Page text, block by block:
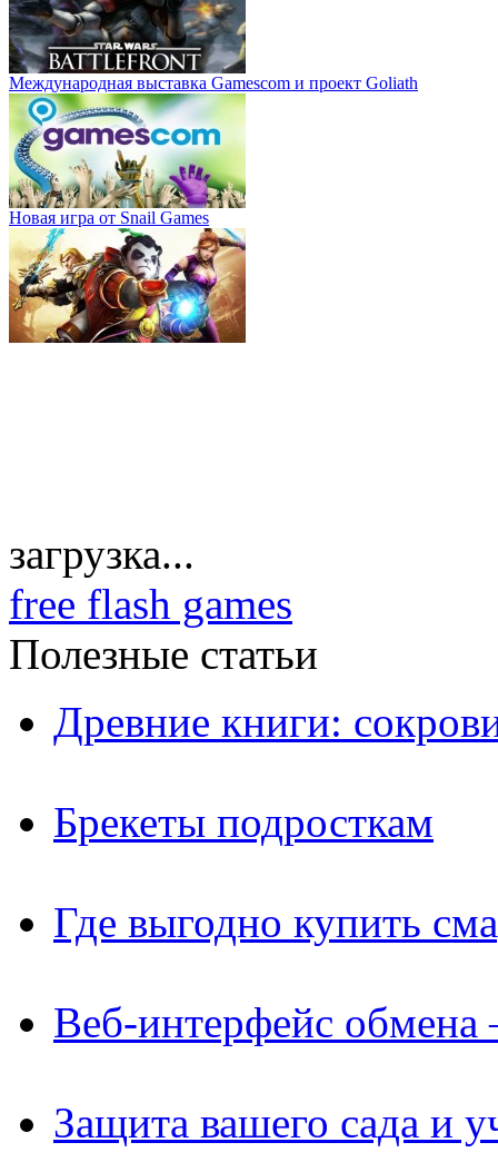
Международная выставка Gamescom и проект Goliath
Новая игра от Snail Games
загрузка...
free flash games
Полезные статьи
Древние книги:
Брекеты подросткам
Где выгодно купить
Веб-интерфейс
Защита вашего сада и